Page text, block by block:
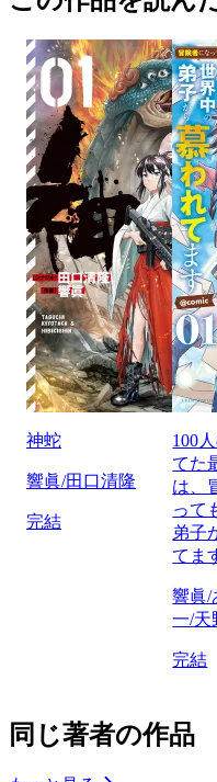
神蛇
響眞/田口清隆
完結
100
てた
は、
って
弟子
てま
響眞/
一/天
完結
同じ著者の作品